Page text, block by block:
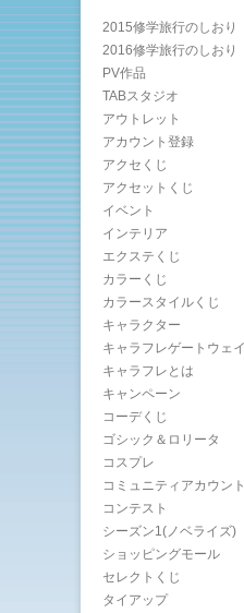
2015修学旅行のしおり
2016修学旅行のしおり
PV作品
TABスタジオ
アウトレット
アカウント登録
アクセくじ
アクセットくじ
イベント
インテリア
エクステくじ
カラーくじ
カラースタイルくじ
キャラクター
キャラフレゲートウェイ
キャラフレとは
キャンペーン
コーデくじ
ゴシック＆ロリータ
コスプレ
コミュニティアカウント
コンテスト
シーズン1(ノベライズ)
ショッピングモール
セレクトくじ
タイアップ